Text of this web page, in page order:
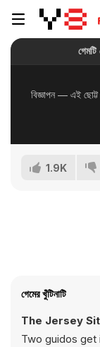
1.9K
গেমের খুঁটিনাটি
The Jersey
Two guidos get